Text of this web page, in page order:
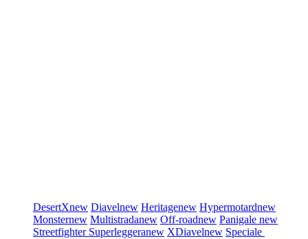
DesertXnew Diavelnew Heritagenew Hypermotardnew
Monsternew Multistradanew Off-roadnew Panigale new
Streetfighter Superleggeranew XDiavelnew Speciale